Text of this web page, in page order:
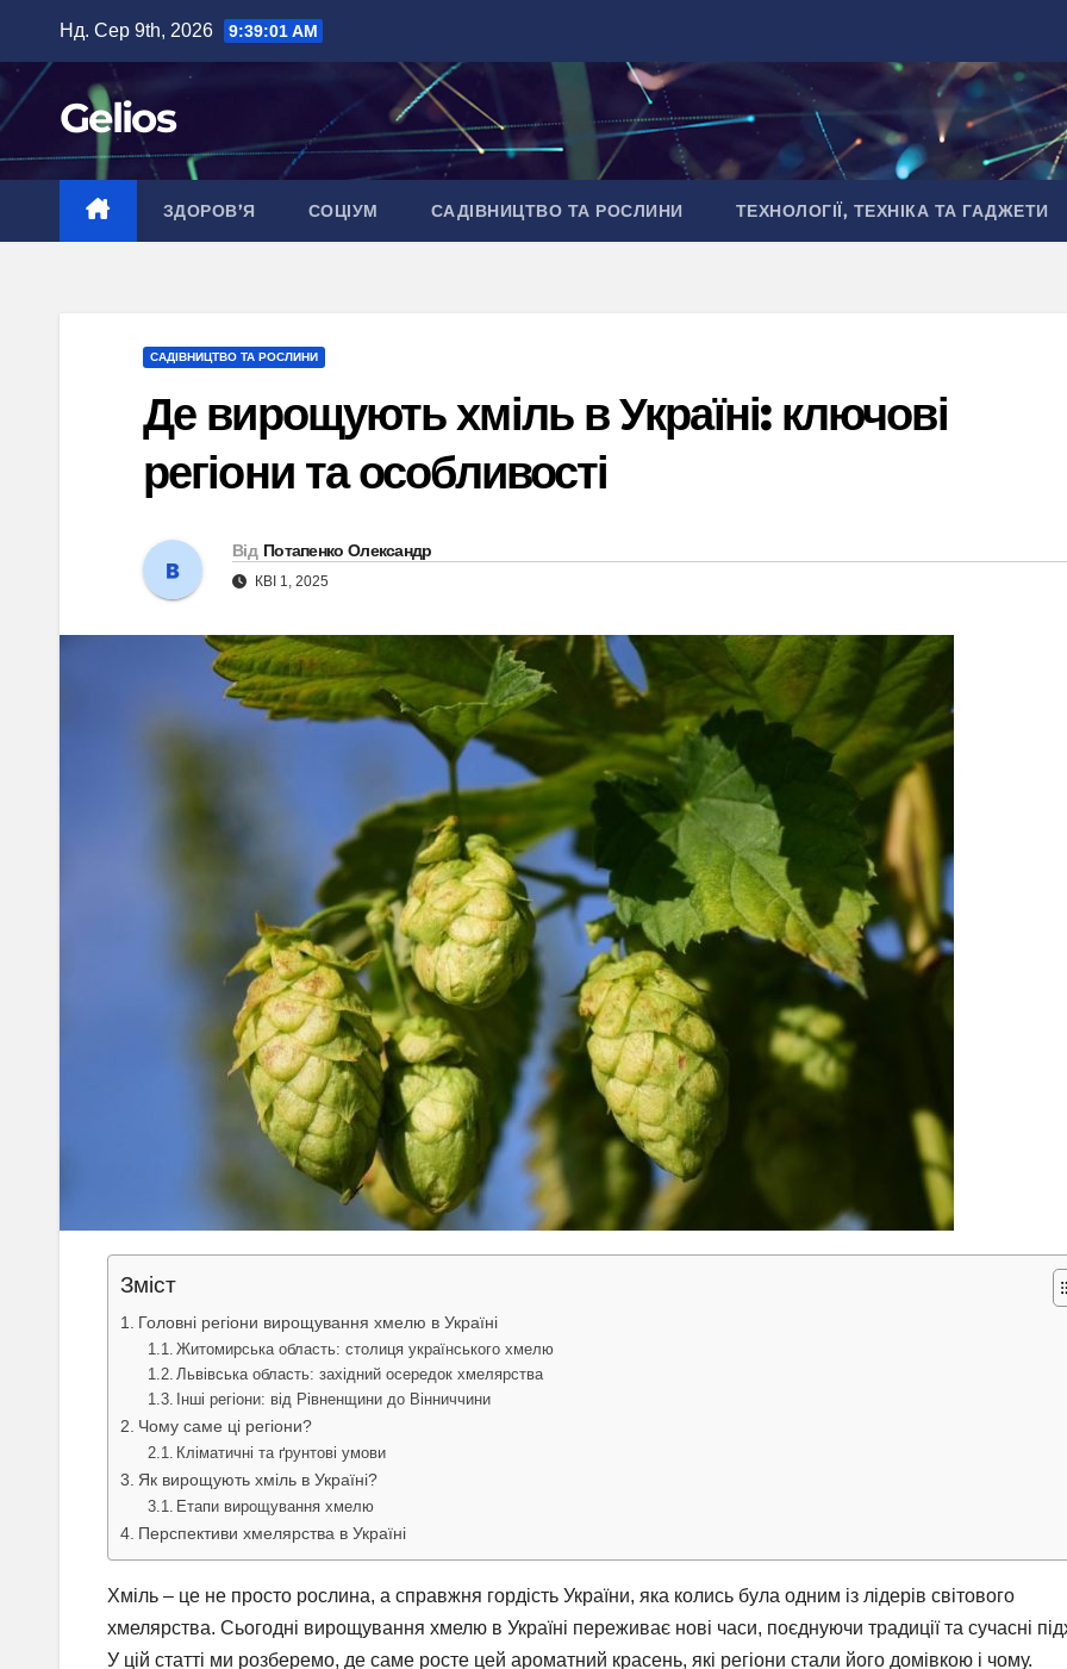
вмісту
Нд. Сер 9th, 2026 9:39:02 AM
Gelios
ЗДОРОВ’Я СОЦІУМ САДІВНИЦТВО ТА РОСЛИНИ ТЕХНОЛОГІЇ, ТЕХНІКА ТА ГАДЖЕТИ
САДІВНИЦТВО ТА РОСЛИНИ
Де вирощують хміль в Україні: ключові
регіони та особливості
Від Потапенко Олександр
КВІ 1, 2025
Зміст
Головні регіони вирощування хмелю в Україні
Житомирська область: столиця українського хмелю
Львівська область: західний осередок хмелярства
Інші регіони: від Рівненщини до Вінниччини
Чому саме ці регіони?
Кліматичні та ґрунтові умови
Як вирощують хміль в Україні?
Етапи вирощування хмелю
Перспективи хмелярства в Україні
Хміль – це не просто рослина, а справжня гордість України, яка колись була одним із лідерів світового
хмелярства. Сьогодні вирощування хмелю в Україні переживає нові часи, поєднуючи традиції та сучасні
У цій статті ми розберемо, де саме росте цей ароматний красень, які регіони стали його домівкою і чому.